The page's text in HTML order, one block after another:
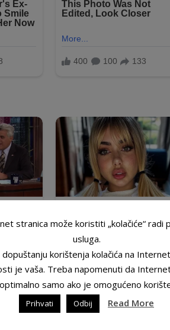
stranica može koristiti „kolačiće“ radi
usluga.
dopuštanju korištenja kolačića na
je vaša. Treba napomenuti da
samo ako je omogućeno
Prihvati Odbij Read More